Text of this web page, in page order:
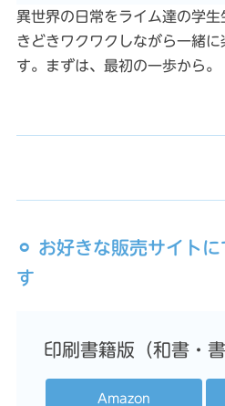
異世界の日常をライム達の学
きどきワクワクしながら一緒
す。まずは、最初の一歩から。
⚪︎ お好きな販売サイト
す
印刷書籍版（和書・
Amazon